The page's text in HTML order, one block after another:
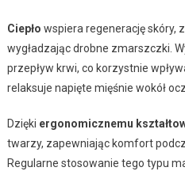
Ciepło wspiera regenerację skóry,
wygładzając drobne zmarszczki.
przepływ krwi, co korzystnie
relaksuje napięte mięśnie wokół
Dzięki ergonomicznemu
twarzy, zapewniając komfort
Regularne stosowanie tego typu